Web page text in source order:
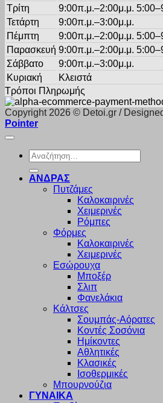
Τρίτη
9:00π.μ.–2:00μ.μ.
Τετάρτη
9:00π.μ.–3:00μ.μ.
Πέμπτη
9:00π.μ.–2:00μ.μ.
Παρασκευή 9:00π.μ.–2:00μ.μ.
Σάββατο
9:00π.μ.–3:00μ.μ.
Κυριακή
Κλειστά
Τρόποι Πληρωμής
Copyright 2026 © Detoi.gr /
Pointer
Αναζήτηση
για:
ΑΝΔΡΑΣ
Πυτζάμες
Καλοκαιρινές
Χειμερινές
Ρόμπες
Φόρμες
Καλοκαιρινές
Χειμερινές
Εσώρουχα
Μποξέρ
Σλιπ
Φανελάκια
Κάλτσες
Σουμπάς-Αόρατες
Κοντές Σοσόνια
Ημίκοντες
Αθλητικές
Κλασικές
Ισοθερμικές
Μπουρνούζια
ΓΥΝΑΙΚΑ